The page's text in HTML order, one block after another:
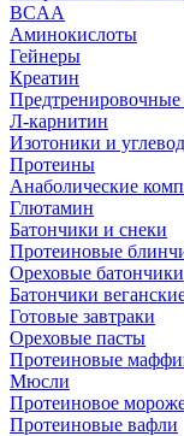
BCAA
Аминокислоты
Гейнеры
Креатин
Предтренировочные
Л-карнитин
Изотоники и
Протеины
Анаболические
Глютамин
Батончики и снеки
Протеиновые
Ореховые батончики
Батончики
Готовые завтраки
Ореховые пасты
Протеиновые
Мюсли
Протеиновое
Протеиновые вафли